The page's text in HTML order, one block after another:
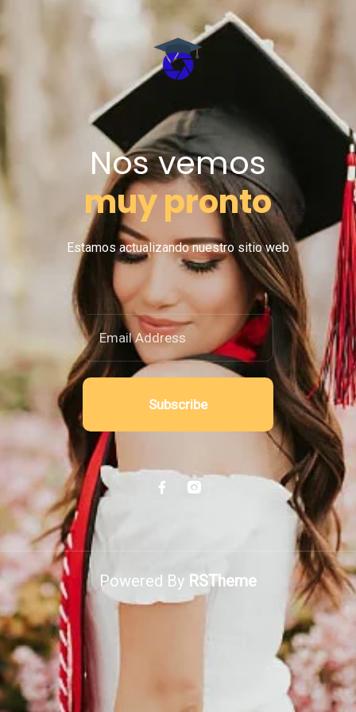
Nos vemos
muy pronto
Estamos actualizando nuestro sitio web
Subscribe
Powered By RSTheme